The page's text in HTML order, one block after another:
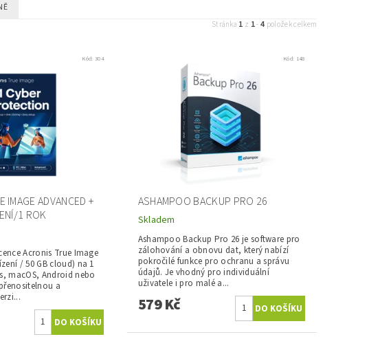
Stránka 1 z 1-4 položek celkem
Kód:304
IMAGE ADVANCED +
1 ROK
Acronis True Image
/ 50 GB cloud) na 1
macOS, Android nebo
a
Kód: 148
ASHAMPOO BACKUP PRO 26
Skladem
Ashampoo Backup Pro 26 je software pro
zálohování a obnovu dat, který nabízí
pokročilé funkce pro ochranu a správu
údajů. Je vhodný pro individuální
uživatele i pro malé a...
579 Kč